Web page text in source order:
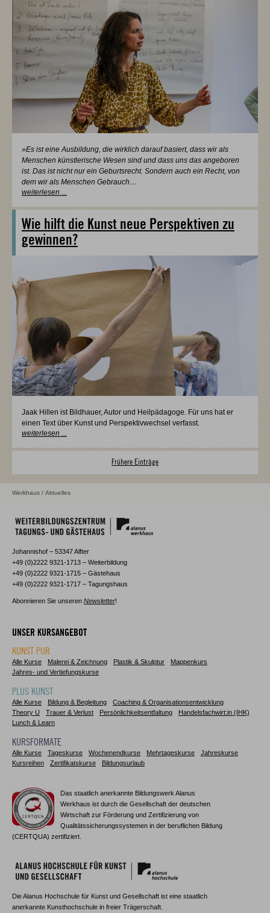
»Es ist eine Ausbildung, die wirklich darauf basiert, dass wir als
Menschen künstlerische Wesen sind und dass uns das angeboren
ist. Das ist nicht nur ein Geburtsrecht. Sondern auch ein Recht, von
dem wir als Menschen Gebrauch…
weiterlesen ...
Wie hilft die Kunst neue Perspektiven zu
gewinnen?
Jaak Hillen ist Bildhauer, Autor und Heilpädagoge. Für uns hat er
einen Text über Kunst und Perspektivwechsel verfasst.
weiterlesen ...
Frühere Einträge
Werkhaus / Aktuelles
Johannishof – 53347 Alfter
+49 (0)2222 9321-1713 – Weiterbildung
+49 (0)2222 9321-1715 – Gästehaus
+49 (0)2222 9321-1717 – Tagungshaus
Abonnieren Sie unseren Newsletter!
UNSER KURSANGEBOT
KUNST PUR
Alle Kurse Malerei & Zeichnung Plastik & Skulptur
Mappenkurs
Jahres- und Vertiefungskurse
PLUS KUNST
Alle Kurse Bildung & Begleitung
Coaching & Organisationsentwicklung
Theory U
Trauer & Verlust Persönlichkeitsentfaltung
Handelsfachwirt:in (IHK)
Lunch & Learn
KURSFORMATE
Alle Kurse Tageskurse Wochenendkurse Mehrtageskurse
Jahreskurse
Kursreihen
Zertifikatskurse Bildungsurlaub
Das staatlich anerkannte Bildungswerk Alanus
Werkhaus ist durch die Gesellschaft der deutschen
Wirtschaft zur Förderung und Zertifizierung von
Qualitätssicherungssystemen in der beruflichen Bildung
(CERTQUA) zertifiziert.
Die Alanus Hochschule für Kunst und Gesellschaft ist eine staatlich
anerkannte Kunsthochschule in freier Trägerschaft.